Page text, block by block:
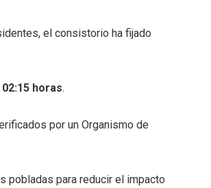
el consistorio ha fijado
02:15 horas.
por un Organismo de
pobladas para reducir el impacto